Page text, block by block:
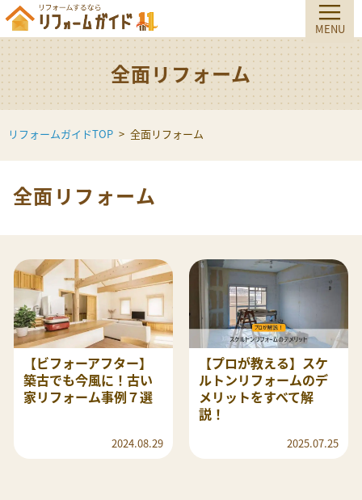
全面リフォーム
リフォームガイドTOP 全面リフォーム
全面リフォーム
【ビフォーアフター】
築古でも今風に！古い
家リフォーム事例７選
2024.08.29
【プロが教える】スケ
ルトンリフォームのデ
メリットをすべて解
説！
2025.07.25